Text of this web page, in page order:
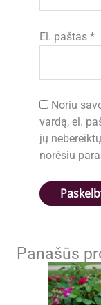
El. paštas*
Noriu
vardą, el.
jų
norėsiu
Panašūs